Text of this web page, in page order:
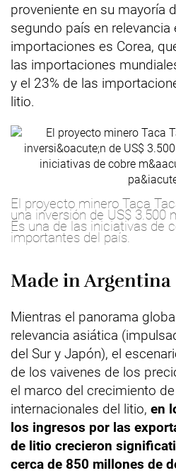
proveniente en su mayoría
segundo país en relevancia
importaciones es Corea,
las importaciones
y el 23% de las
litio.
El proyecto minero Taca
una inversión de US$ 3.500
Es una de las iniciativas de
importantes del país.
Made in Argentina
Mientras el panorama
relevancia asiática
del Sur y Japón), el
de los vaivenes de los
el marco del crecimiento
internacionales del litio, en
los ingresos por las
de litio crecieron
cerca de 850 millones de